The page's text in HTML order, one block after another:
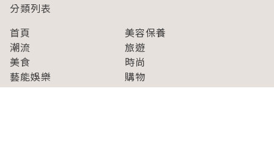
分類列表
首頁
美容保養
潮流
旅遊
美食
時尚
藝能娛樂
購物